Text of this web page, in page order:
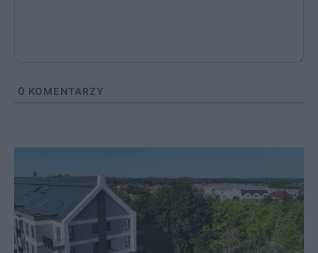
0 KOMENTARZY